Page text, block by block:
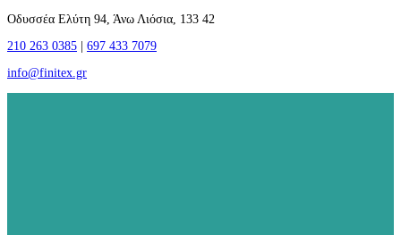
Οδυσσέα Ελύτη 94, Άνω Λιόσια, 133 42
210 263 0385
697 433 7079
info@finitex.gr